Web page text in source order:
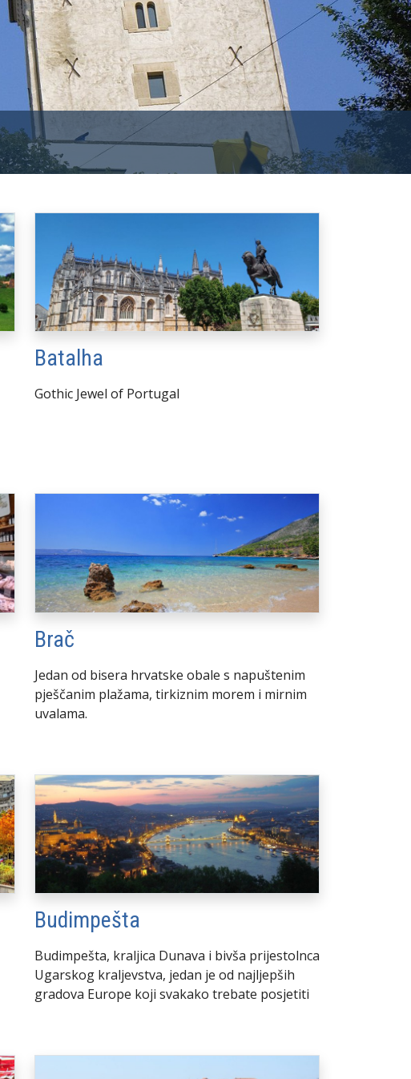
Batalha
Gothic Jewel of Portugal
Brač
Jedan od bisera hrvatske obale s napuštenim
pješčanim plažama, tirkiznim morem i mirnim
uvalama.
Budimpešta
Budimpešta, kraljica Dunava i bivša prijestolnca
Ugarskog kraljevstva, jedan je od najljepših
gradova Europe koji svakako trebate posjetiti